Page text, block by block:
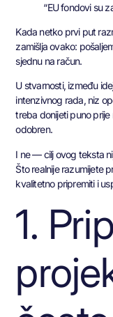
“EU fondovi su
Kada netko prvi put
zamišlja ovako:
sjednu na račun.
U stvarnosti, između
intenzivnog rada, niz
treba donijeti puno
odobren.
I ne — cilj ovog teksta
Što realnije razumijete
kvalitetno pripremiti i
1.